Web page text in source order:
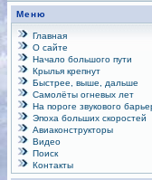
Меню
Главная
О сайте
Начало большого пути
Крылья крепнут
Быстрее, выше, дальше
Самолёты огневых лет
На пороге звукового
Эпоха больших скоростей
Авиаконструкторы
Видео
Поиск
Контакты